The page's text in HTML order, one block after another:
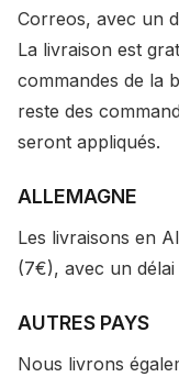
Correos, avec un
La livraison est
commandes de la
reste des
seront appliqués.
ALLEMAGNE
Les livraisons en
(7€), avec un
AUTRES PAYS
Nous livrons